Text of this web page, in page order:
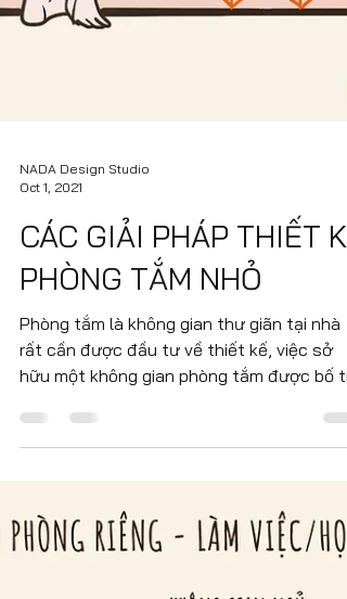
Oct 1, 2021
CÁC GIẢI PHÁP THIẾT KẾ
PHÒNG TẮM NHỎ
Phòng tắm là không gian thư giãn tại nhà
rất cần được đầu tư về thiết kế, việc sở
hữu một không gian phòng tắm được bố trí